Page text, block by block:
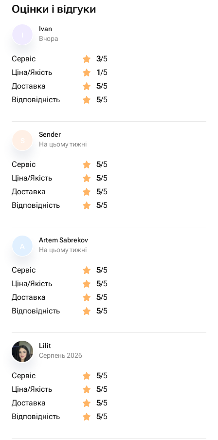
Оцінки і відгуки
Ivan
Вчора
Сервіс 3/5
Ціна/Якість
1/5
Доставка
5/5
Відповідність
5/5
S
Sender
На цьому тижні
Сервіс 5/5
Ціна/Якість
5/5
Доставка
5/5
Відповідність
5/5
A
Artem Sabrekov
На цьому тижні
Сервіс 5/5
Ціна/Якість
5/5
Доставка
5/5
Відповідність
5/5
Lilit
Серпень 2026
Сервіс 5/5
Ціна/Якість
5/5
Доставка
5/5
Відповідність
5/5